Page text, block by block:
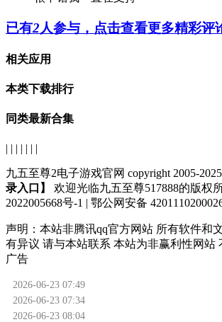
已有2人参与，点击查看更多精彩评
相关应用
本类下载排行
同类最新合集
| | | | | | |
九五至尊2电子游戏官网 copyright 2005-2025
录入口】
欢迎光临九五至尊517888的版权
2022005668号-1 | 鄂公网安备
声明： 本站非腾讯qq官方网站 所有软件和
有异议 请与本站联系 本站为非赢利性网站
广告
2026-06-23 07:49
2026-06-23 07:34
2026-06-23 08:04